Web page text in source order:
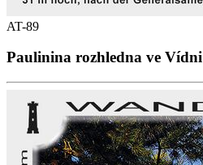
AT-89
Paulinina rozhledna ve Vídni